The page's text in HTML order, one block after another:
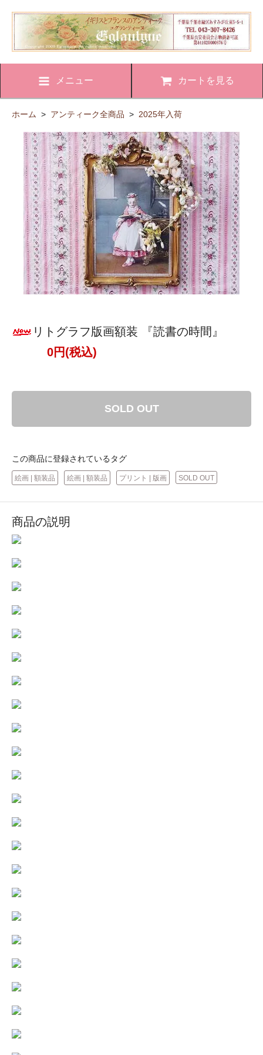
メニュー カートを見る
ホーム > アンティーク全商品 > 2025年入荷
リトグラフ版画額装 『読書の時間』
0円(税込)
SOLD OUT
この商品に登録されているタグ
絵画 | 額装品 絵画 | 額装品 プリント | 版画 SOLD OUT
商品の説明